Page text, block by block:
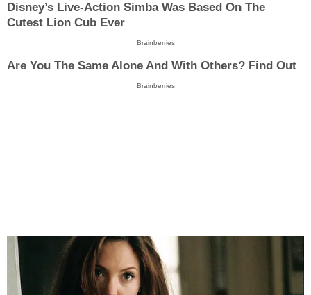
Disney’s Live-Action Simba Was Based On The
Cutest Lion Cub Ever
Brainberries
Are You The Same Alone And With Others? Find Out
Brainberries